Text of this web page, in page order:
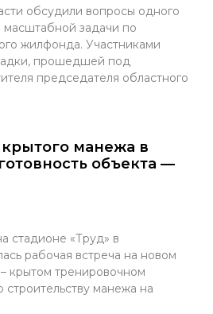
обсудили вопросы одного
задачи по
жилфонда. Участниками
прошедшей под
председателя областного
манежа в
объекта —
стадионе «Труд» в
рабочая встреча на новом
крытом тренировочном
манежа на